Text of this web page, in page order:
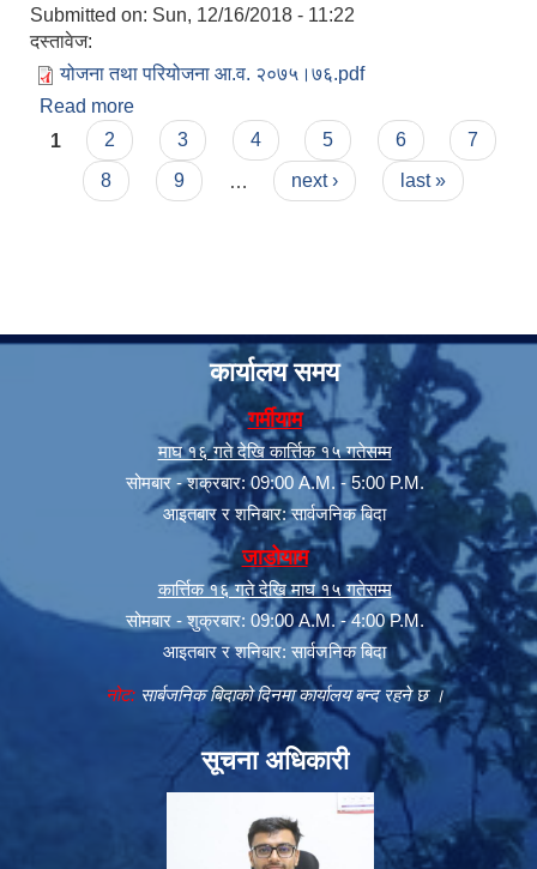
कागजातहरुको चेक लिष्ट विवरण
Submitted on: Sun, 12/16/2018 - 11:22
दस्तावेज:
योजना तथा परियोजना आ.व. २०७५।७६.pdf
Read more
Pages
1 2 3 4 5 6
7
8
9 next › last »
कार्यालय समय
गर्मीयाम
माघ १६ गते देखि कार्त्तिक १५ गतेसम्म
सोमबार - शक्रबार: 09:00 A.M. - 5:00 P.M.
आइतबार र शनिबार: सार्वजनिक बिदा
जाडोयाम
कार्त्तिक १६ गते देखि माघ १५ गतेसम्म
सोमबार - शुक्रबार: 09:00 A.M. - 4:00 P.M.
आइतबार र शनिबार: सार्वजनिक बिदा
नोट:सार्बजनिक बिदाको दिनमा कार्यालय बन्द रहने छ ।
सूचना अधिकारी